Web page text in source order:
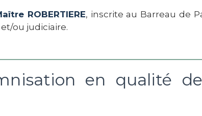
ROBERTIERE, inscrite au Barreau de
ou judiciaire.
en qualité